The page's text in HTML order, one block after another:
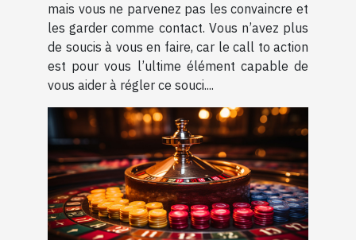
mais vous ne parvenez pas les convaincre et
les garder comme contact. Vous n’avez plus
de soucis à vous en faire, car le call to action
est pour vous l’ultime élément capable de
vous aider à régler ce souci....